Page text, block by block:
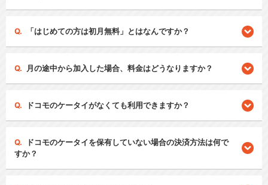
「はじめての方は初月無料」とはなんですか？
月の途中から加入した場合、料金はどうなりますか？
ドコモのケータイがなくても利用できますか？
ドコモのケータイを保有していない場合の決済方法は何で
すか？